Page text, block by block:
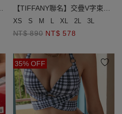
【TIFFANY聯名】交疊V字束腹
泳褲
XS S M L XL 2L 3L
NT$ 890 NT$ 578
35% OFF